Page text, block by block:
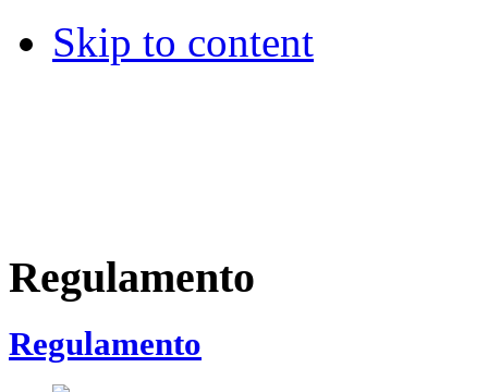
Skip to content
Regulamento
Regulamento